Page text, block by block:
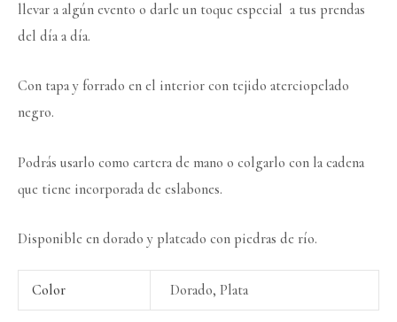
llevar a algún evento o darle un toque especial a tus prendas
del día a día.
Con tapa y forrado en el interior con tejido aterciopelado
negro.
Podrás usarlo como cartera de mano o colgarlo con la cadena
que tiene incorporada de eslabones.
Disponible en dorado y plateado con piedras de río.
Color Dorado, Plata